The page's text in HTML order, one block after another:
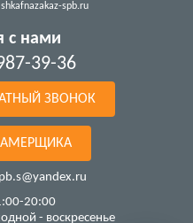
spb.ru
с нами
39-36
ЗВОНОК
20:00
- воскресенье